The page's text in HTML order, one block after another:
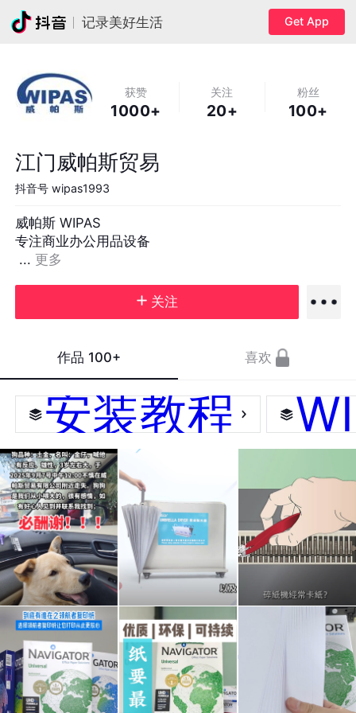
记录美好生活 Get App
获赞
1000+
关注
20+
粉丝
100+
江门威帕斯贸易
抖音号 wipas1993
威帕斯 WIPAS
专注商业办公用品设备
... 更多
关注
作品 100+ 喜欢
安装教程
狗品
种：
雨季
来
辦公
室碎